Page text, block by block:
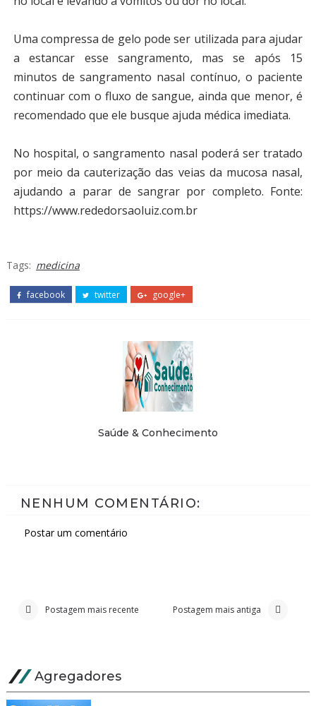
Uma compressa de gelo pode ser utilizada para ajudar
a estancar esse sangramento, mas se após 15
minutos de sangramento nasal contínuo, o paciente
continuar com o fluxo de sangue, ainda que menor, é
recomendado que ele busque ajuda médica imediata.
No hospital, o sangramento nasal poderá ser tratado
por meio da cauterização das veias da mucosa nasal,
ajudando a parar de sangrar por completo. Fonte:
https://www.rededorsaoluiz.com.br
Tags: medicina
facebook twitter google+
Saúde & Conhecimento
NENHUM COMENTÁRIO:
Postar um comentário
Postagem mais recente Postagem mais antiga
Agregadores